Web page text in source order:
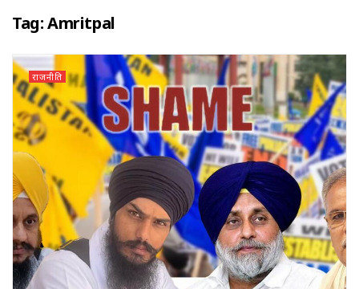
Tag:Amritpal
राजनीति